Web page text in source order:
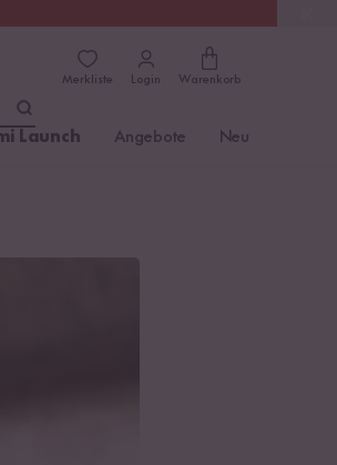
Merkliste Login Warenkorb
Launch Angebote Neu